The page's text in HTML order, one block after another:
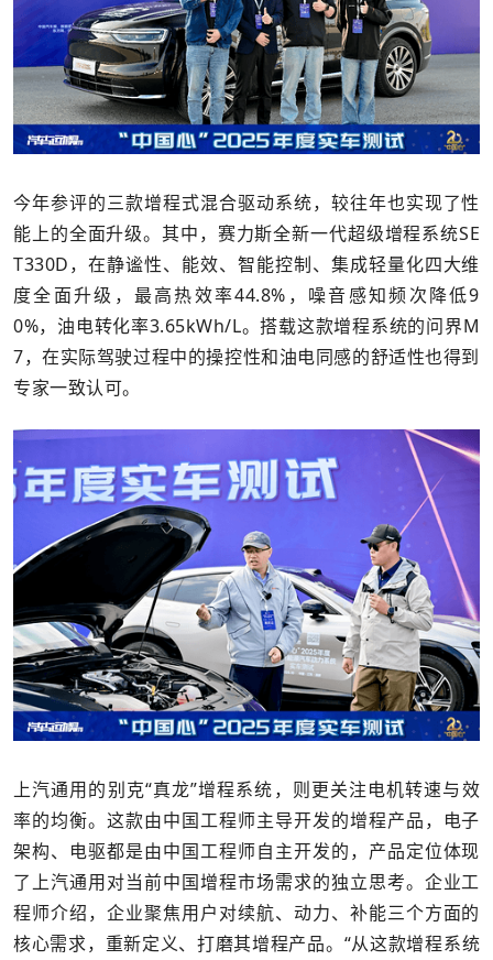
今年参评的三款增程式混合驱动系统，较往年也实现了性
能上的全面升级。其中，赛力斯全新一代超级增程系统SE
T330D，在静谧性、能效、智能控制、集成轻量化四大维
度全面升级，最高热效率44.8%，噪音感知频次降低9
0%，油电转化率3.65kWh/L。搭载这款增程系统的问界M
7，在实际驾驶过程中的操控性和油电同感的舒适性也得到
专家一致认可。
上汽通用的别克“真龙”增程系统，则更关注电机转速与效
率的均衡。这款由中国工程师主导开发的增程产品，电子
架构、电驱都是由中国工程师自主开发的，产品定位体现
了上汽通用对当前中国增程市场需求的独立思考。企业工
程师介绍，企业聚焦用户对续航、动力、补能三个方面的
核心需求，重新定义、打磨其增程产品。“从这款增程系统